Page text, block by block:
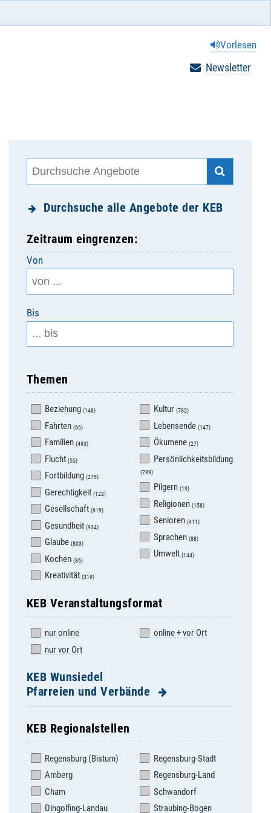
Vorlesen
Newsletter
Durchsuche alle Angebote der KEB
Zeitraum eingrenzen:
Von
Bis
Themen
Beziehung(148)
Fahrten(66)
Familien(493)
Flucht(55)
Fortbildung(275)
Gerechtigkeit(122)
Gesellschaft(919)
Gesundheit(934)
Glaube(803)
Kochen(86)
Kreativität(319)
Kultur (782)
Lebensende (147)
Ökumene (27)
Persönlichkeitsbildung
(789)
Pilgern (19)
Religionen (158)
Senioren (411)
Sprachen (88)
Umwelt (144)
KEB Veranstaltungsformat
nur online
nur vor Ort
online + vor Ort
KEB Wunsiedel
Pfarreien und Verbände
KEB im Bistum
Regensburg
Pfarrei Arzberg
Marktredwitz
Pfarrei Nagel
Pfarrei Schirnding
Pfarrei Schönwald
Geist
KEB Regionalstellen
Regensburg (Bistum)
Amberg
Cham
Dingolfing-Landau
Regensburg-Stadt
Regensburg-Land
Schwandorf
Straubing-Bogen